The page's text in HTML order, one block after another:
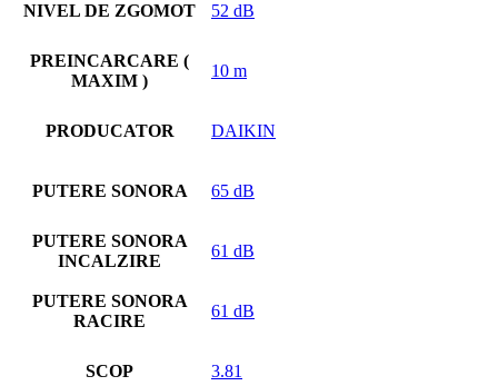
NIVEL DE ZGOMOT 52 dB
PREINCARCARE (
MAXIM )
10 m
PRODUCATOR DAIKIN
PUTERE SONORA 65 dB
PUTERE SONORA
INCALZIRE
61 dB
PUTERE SONORA
RACIRE
61 dB
SCOP 3.81